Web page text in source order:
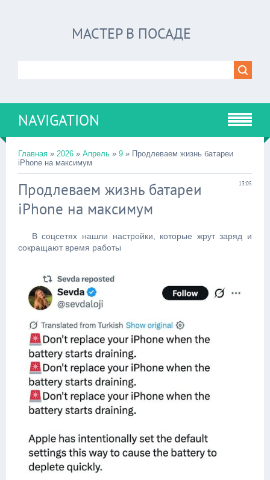
МАСТЕР В ПОСАДЕ
NAVIGATION
Главная » 2026 » Апрель » 9 » Продлеваем жизнь батареи
iPhone на максимум
13:05
Продлеваем жизнь батареи
iPhone на максимум
В соцсетях нашли настройки, которые жрут заряд и
сокращают время работы